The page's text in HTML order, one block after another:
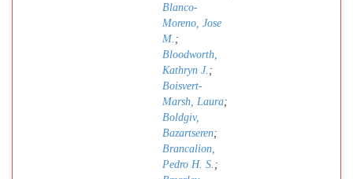
Blanco-
Moreno, Jose
M. ;
Bloodworth,
Kathryn J. ;
Boisvert-
Marsh, Laura;
Boldgiv,
Bazartseren;
Brancalion,
Pedro H. S. ;